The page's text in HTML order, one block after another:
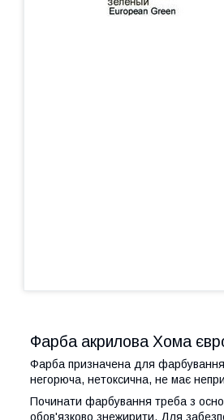
Фарба акрилова Хома
Фарба призначена для
негорюча, нетоксична, не має
Починати фарбування треба з
обов'язково знежирити. Для